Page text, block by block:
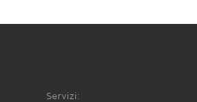
Servizi: